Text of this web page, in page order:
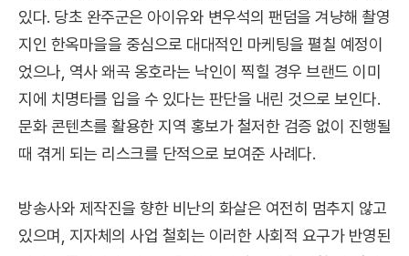
있다. 당초 완주군은 아이유와 변우석의 팬덤을 겨냥해 촬영
지인 한옥마을을 중심으로 대대적인 마케팅을 펼칠 예정이
었으나, 역사 왜곡 옹호라는 낙인이 찍힐 경우 브랜드 이미
지에 치명타를 입을 수 있다는 판단을 내린 것으로 보인다.
문화 콘텐츠를 활용한 지역 홍보가 철저한 검증 없이 진행될
때 겪게 되는 리스크를 단적으로 보여준 사례다.
방송사와 제작진을 향한 비난의 화살은 여전히 멈추지 않고
있으며, 지자체의 사업 철회는 이러한 사회적 요구가 반영된